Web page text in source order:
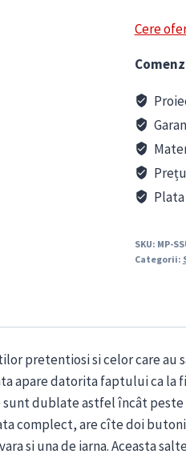
Cere
SKU: MP-
Categorii:
pretentiosi si celor care au
apare datorita faptului ca
dublate astfel încât peste
complect, are cîte doi
si una de iarna. Aceasta